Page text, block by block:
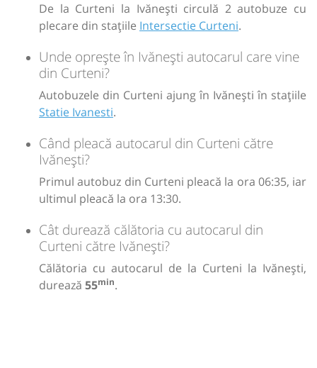
De la Curteni la Ivănești circulă 2 autobuze cu
plecare din stațiile Intersectie Curteni.
Unde oprește în Ivănești autocarul care vine
din Curteni?
Autobuzele din Curteni ajung în Ivănești în stațiile
Statie Ivanesti.
Când pleacă autocarul din Curteni către
Ivănești?
Primul autobuz din Curteni pleacă la ora 06:35, iar
ultimul pleacă la ora 13:30.
Cât durează călătoria cu autocarul din
Curteni către Ivănești?
Călătoria cu autocarul de la Curteni la Ivănești,
durează 55min.